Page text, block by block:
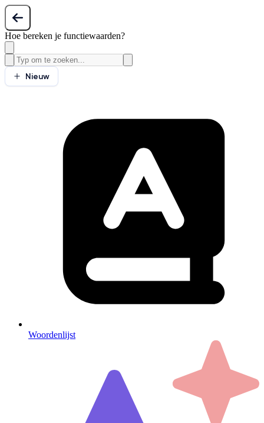
Hoe bereken je functiewaarden?
Nieuw
Woordenlijst